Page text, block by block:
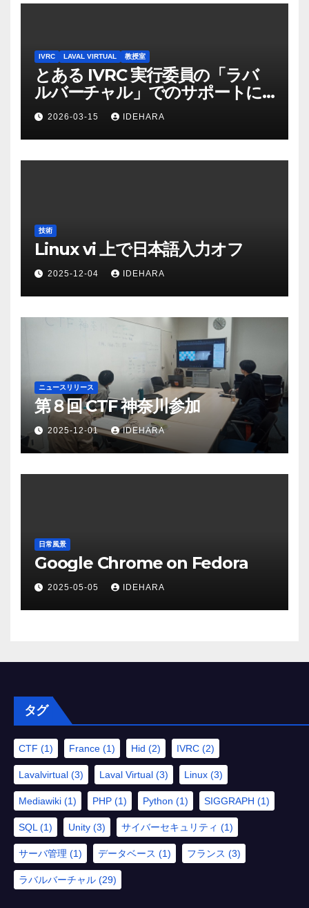
IVRC LAVAL VIRTUAL 教授室
とある IVRC 実行委員の「ラバ
ルバーチャル」でのサポートに
かける思いと願い（2025 年
Discord 上の記録から一部抜
粋・修正）
2026-03-15 IDEHARA
技術
Linux vi 上で日本語入力オフ
2025-12-04 IDEHARA
ニュースリリース
第８回 CTF 神奈川参加
2025-12-01 IDEHARA
日常風景
Google Chrome on Fedora
2025-05-05 IDEHARA
タグ
CTF (1) France (1) Hid (2) IVRC (2)
Lavalvirtual (3) Laval Virtual (3) Linux (3)
Mediawiki (1) PHP (1) Python (1) SIGGRAPH (1)
SQL (1) Unity (3) サイバーセキュリティ (1)
サーバ管理 (1) データベース (1) フランス (3)
ラバルバーチャル (29)